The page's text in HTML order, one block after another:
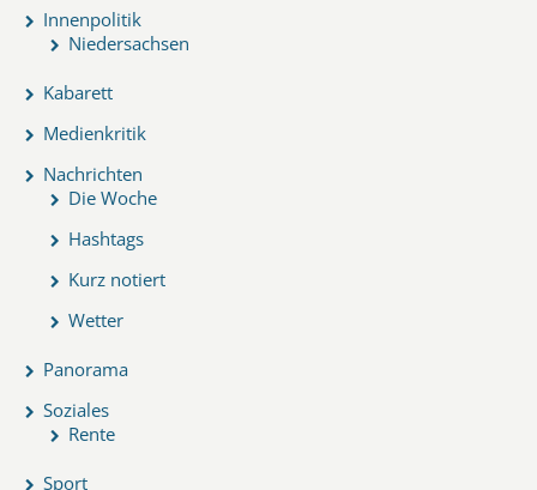
Innenpolitik
Niedersachsen
Kabarett
Medienkritik
Nachrichten
Die Woche
Hashtags
Kurz notiert
Wetter
Panorama
Soziales
Rente
Sport